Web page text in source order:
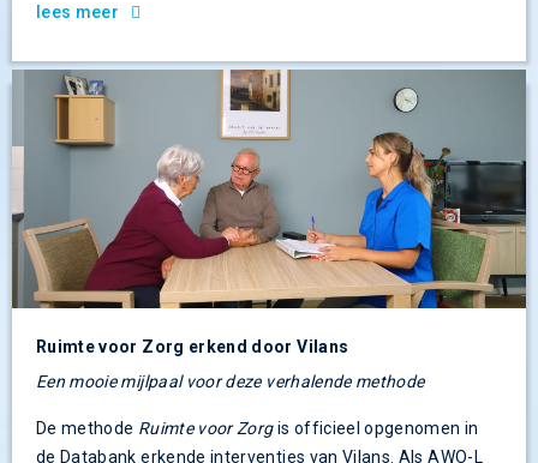
lees meer
Ruimte voor Zorg erkend door Vilans
Een mooie mijlpaal voor deze verhalende methode
De methode Ruimte voor Zorgis officieel opgenomen in
de Databank erkende interventies van Vilans. Als AWO-L